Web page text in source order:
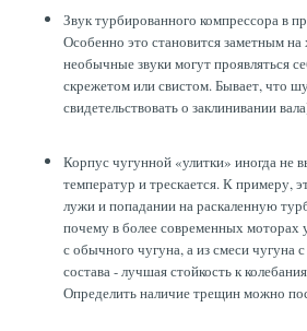
Звук турбированного компрессора в
Особенно это становится заметным
необычные звуки могут проявляться
скрежетом или свистом. Бывает, что
свидетельствовать о заклинивании
Корпус чугунной «улитки» иногда не
температур и трескается. К примеру,
лужи и попадании на раскаленную
почему в более современных моторах
с обычного чугуна, а из смеси чугуна
состава - лучшая стойкость к
Определить наличие трещин можно